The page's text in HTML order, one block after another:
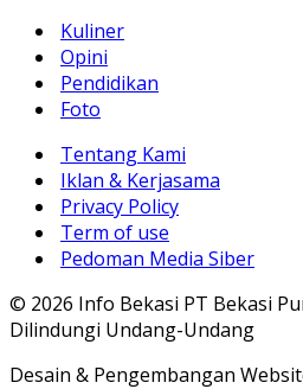
Kuliner
Opini
Pendidikan
Foto
Tentang Kami
Iklan & Kerjasama
Privacy Policy
Term of use
Pedoman Media Siber
© 2026 Info Bekasi PT Bekasi
Dilindungi Undang-Undang
Desain & Pengembangan